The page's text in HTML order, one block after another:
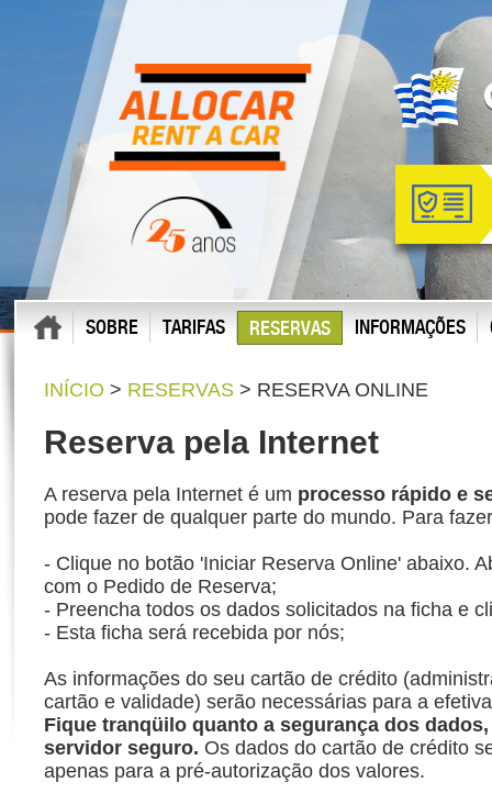
SOBRE TARIFAS RESERVAS INFORMAÇÕES
INÍCIO > RESERVAS > RESERVA ONLINE
Reserva pela Internet
A reserva pela Internet é um processo rápido e
pode fazer de qualquer parte do mundo. Para
- Clique no botão 'Iniciar Reserva Online' abaixo.
com o Pedido de Reserva;
- Preencha todos os dados solicitados na ficha e
- Esta ficha será recebida por nós;
As informações do seu cartão de crédito
cartão e validade) serão necessárias para a
Fique tranqüilo quanto a segurança dos
servidor seguro. Os dados do cartão de crédito
apenas para a pré-autorização dos valores.